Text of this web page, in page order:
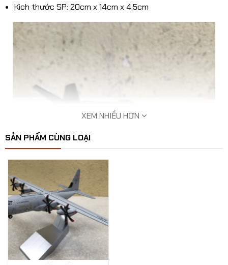
Kich thước SP: 20cm x 14cm x 4,5cm
Mô hình Máy bay đồ chơi F-117 kim loại
XEM NHIỀU HƠN
SẢN PHẨM CÙNG LOẠI